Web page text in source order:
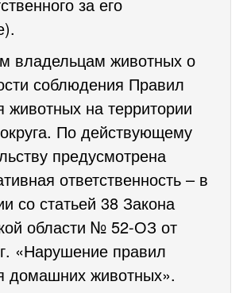
владельцам животных о
соблюдения Правил
животных на территории
. По действующему
предусмотрена
ответственность – в
со статьей 38 Закона
области № 52-ОЗ от
«Нарушение правил
домашних животных».